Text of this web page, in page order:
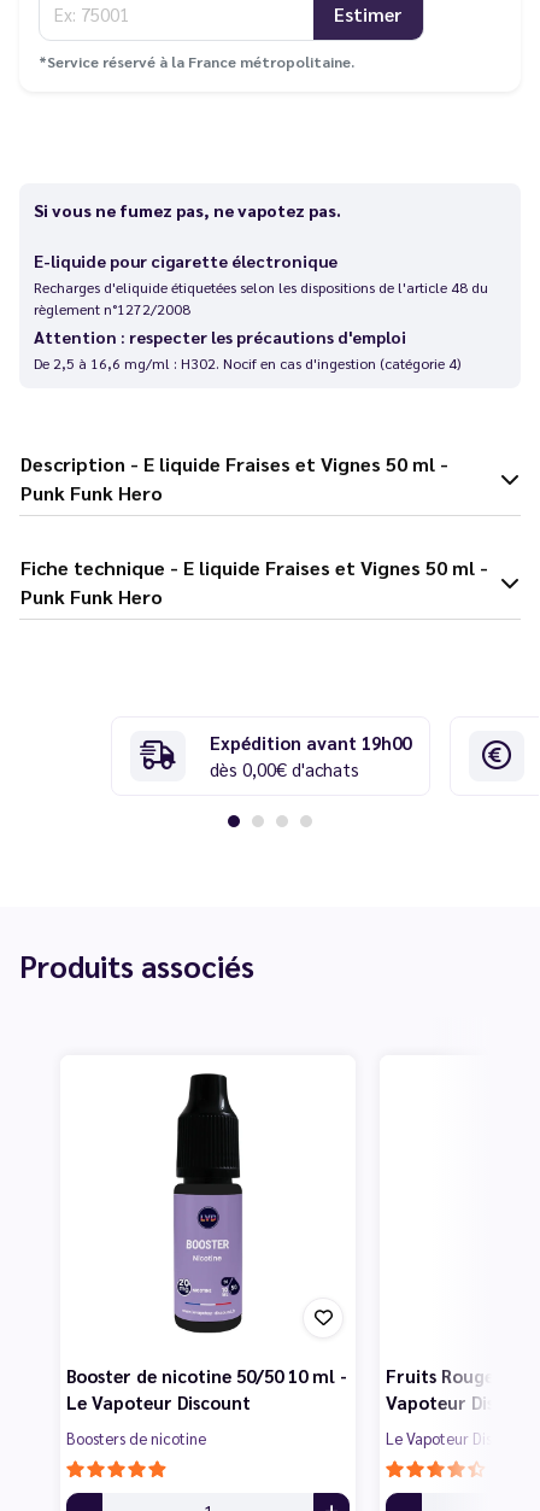
Estimer
*Service réservé à la France métropolitaine.
Si vous ne fumez pas, ne vapotez pas.
E-liquide pour cigarette électronique
Recharges d'eliquide étiquetées selon les dispositions de l'article 48 du
règlement n°1272/2008
Attention : respecter les précautions d'emploi
De 2,5 à 16,6 mg/ml : H302. Nocif en cas d'ingestion (catégorie 4)
Description - E liquide Fraises et Vignes 50 ml -
Punk Funk Hero
Fiche technique - E liquide Fraises et Vignes 50 ml -
Punk Funk Hero
Expédition avant 19h00
dès 0,00€ d'achats
Produits associés
Booster de nicotine 50/50 10 ml -
Le Vapoteur Discount
Boosters de nicotine
Fruits Rouges 50
Vapoteur
Le Vapoteur Discount